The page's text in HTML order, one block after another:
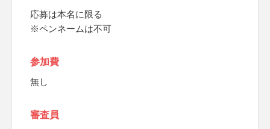
応募は本名に限る
※ペンネームは不可
参加費
無し
審査員